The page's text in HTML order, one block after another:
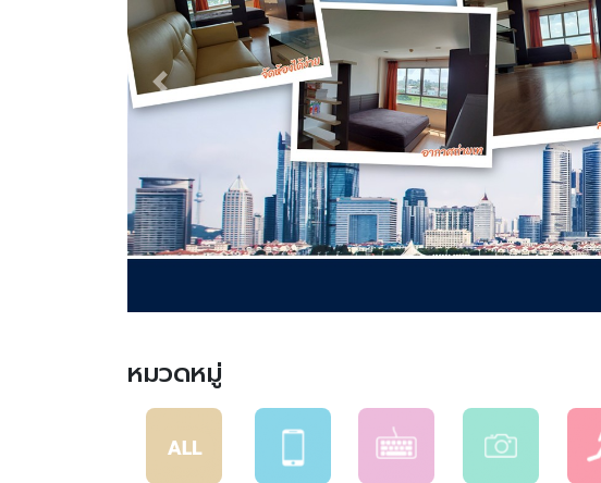
Previous
หมวดหมู่